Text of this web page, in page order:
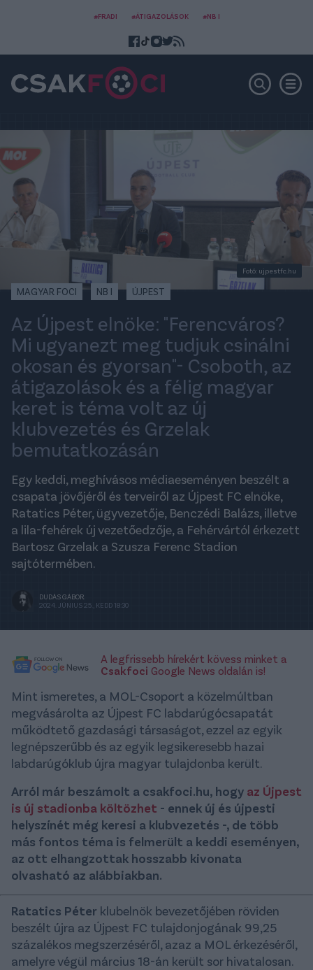
#FRADI #ÁTIGAZOLÁSOK #NB I
Fotó: ujpestfc.hu
MAGYAR FOCI NB I ÚJPEST
Az Újpest elnöke: "Ferencváros?
Mi ugyanezt meg tudjuk csinálni
okosan és gyorsan"- Csoboth, az
átigazolások és a félig magyar
keret is téma volt az új
klubvezetés és Grzelak
bemutatkozásán
Egy keddi, meghívásos médiaeseményen beszélt a
csapata jövőjéről és terveiről az Újpest FC elnöke,
Ratatics Péter, ügyvezetője, Benczédi Balázs, illetve
a lila-fehérek új vezetőedzője, a Fehérvártól érkezett
Bartosz Grzelak a Szusza Ferenc Stadion
sajtótermében.
DUDÁS GÁBOR
2024. JÚNIUS 25., KEDD 18:30
A legfrissebb hírekért kövess minket a
Csakfoci Google News oldalán is!
Mint ismeretes, a MOL-Csoport a közelmúltban
megvásárolta az Újpest FC labdarúgócsapatát
működtető gazdasági társaságot, ezzel az egyik
legnépszerűbb és az egyik legsikeresebb hazai
labdarúgóklub újra magyar tulajdonba került.
Arról már beszámolt a csakfoci.hu, hogy az Újpest
is új stadionba költözhet - ennek új és újpesti
helyszínét még keresi a klubvezetés -, de több
más fontos téma is felmerült a keddi eseményen,
az ott elhangzottak hosszabb kivonata
olvasható az alábbiakban.
Ratatics Péter klubelnök bevezetőjében röviden
beszélt újra az Újpest FC tulajdonjogának 99,25
százalékos megszerzéséről, azaz a MOL érkezéséről,
amelyre végül március 18-án került sor hivatalosan.